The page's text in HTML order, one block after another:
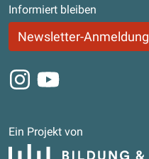
Informiert bleiben
Newsletter-Anmeldung
Instagram
Youtube
Ein Projekt von
Bildung und Begabung